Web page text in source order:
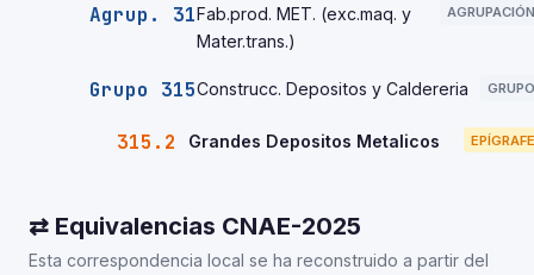
Agrup. 31Fab.prod. MET. (exc.maq. y
Mater.trans.)
AGRUPACIÓN
Grupo 315Construcc. Depositos y Caldereria GRUPO
315.2 Grandes Depositos Metalicos EPÍGRAFE
⇄ Equivalencias CNAE-2025
Esta correspondencia local se ha reconstruido a partir del